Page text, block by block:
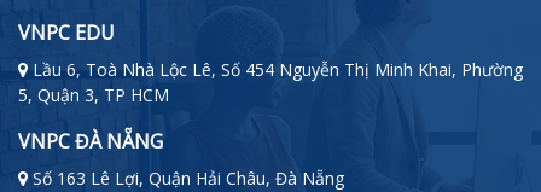
VNPC EDU
Lầu 6, Toà Nhà Lộc Lê, Số 454 Nguyễn Thị Minh Khai, Phường
5, Quận 3, TP HCM
VNPC ĐÀ NẴNG
Số 163 Lê Lợi, Quận Hải Châu, Đà Nẵng